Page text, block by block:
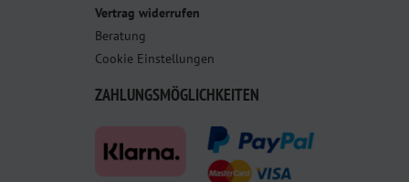
Vertrag widerrufen
Beratung
Cookie Einstellungen
ZAHLUNGSMÖGLICHKEITEN